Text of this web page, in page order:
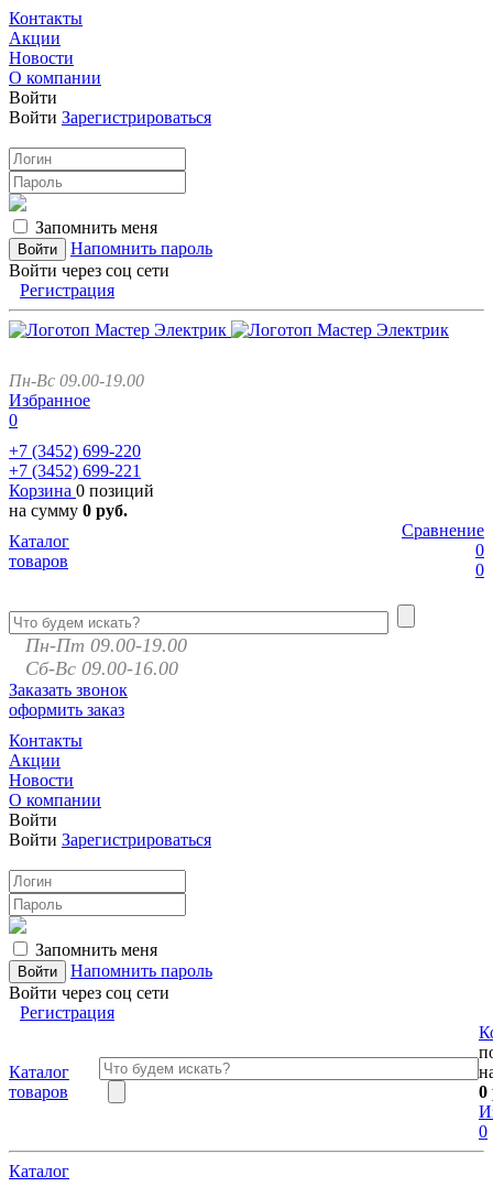
Контакты
Акции
Новости
О компании
Войти
Войти Зарегистрироваться
Запомнить меня
Напомнить пароль
Войти через соц сети
Регистрация
Пн-Вс 09.00-19.00
Избранное
0
+7 (3452) 699-220
+7 (3452) 699-221
Корзина 0 позиций
на сумму 0 руб.
Сравнение
0
0
Каталог
товаров
Пн-Пт 09.00-19.00
Сб-Вс 09.00-16.00
Заказать звонок
оформить заказ
Контакты
Акции
Новости
О компании
Войти
Войти Зарегистрироваться
Запомнить меня
Напомнить пароль
Войти через соц сети
Регистрация
Каталог
товаров
0
0
Каталог